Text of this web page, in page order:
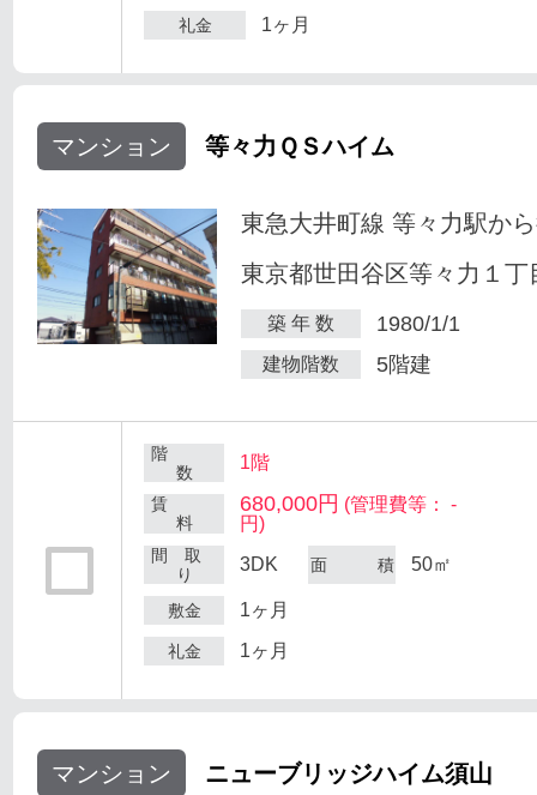
礼金 1ヶ月
マンション 等々力ＱＳハイム
東急大井町線 等々力駅か
東京都世田谷区等々力１丁
築 年 数 1980/1/1
建物階数 5階建
階
数
1階
賃
料
680,000円 (管理費等： -
円)
間 取
り
3DK 面 積 50㎡
敷金 1ヶ月
礼金 1ヶ月
マンション ニューブリッジハイム須山